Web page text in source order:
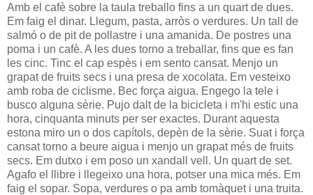
Amb el cafè sobre la taula treballo fins a un quart de dues.
Em faig el dinar. Llegum, pasta, arròs o verdures. Un tall de
salmó o de pit de pollastre i una amanida. De postres una
poma i un cafè. A les dues torno a treballar, fins que es fan
les cinc. Tinc el cap espès i em sento cansat. Menjo un
grapat de fruits secs i una presa de xocolata. Em vesteixo
amb roba de ciclisme. Bec força aigua. Engego la tele i
busco alguna sèrie. Pujo dalt de la bicicleta i m'hi estic una
hora, cinquanta minuts per ser exactes. Durant aquesta
estona miro un o dos capítols, depèn de la sèrie. Suat i força
cansat torno a beure aigua i menjo un grapat més de fruits
secs. Em dutxo i em poso un xandall vell. Un quart de set.
Agafo el llibre i llegeixo una hora, potser una mica més. Em
faig el sopar. Sopa, verdures o pa amb tomàquet i una truita.